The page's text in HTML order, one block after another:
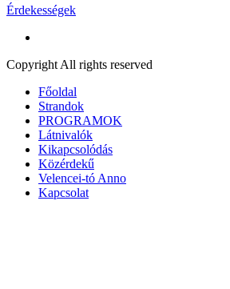
Érdekességek
Copyright All rights reserved
Főoldal
Strandok
PROGRAMOK
Látnivalók
Kikapcsolódás
Közérdekű
Velencei-tó Anno
Kapcsolat